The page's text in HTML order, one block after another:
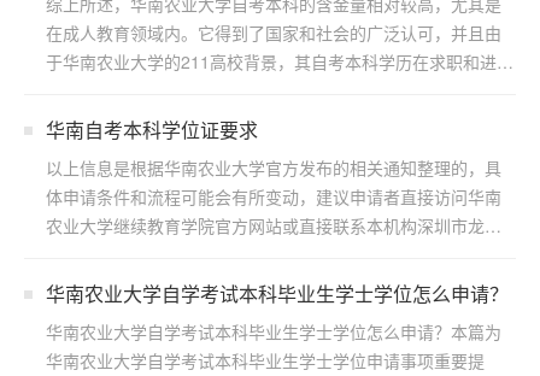
在成人教育领域内。它得到了国家和社会的广泛认可，并且由
于华南农业大学的211高校背景，其自考本科学历在求职和进一
华南自考本科学位证要求
以上信息是根据华南农业大学官方发布的相关通知整理的，具
体申请条件和流程可能会有所变动，建议申请者直接访问华南
农业大学继续教育学院官方网站或直接联系本机构深圳市龙岗
华南农业大学自学考试本科毕业生学士学位怎么申请？
华南农业大学自学考试本科毕业生学士学位怎么申请？本篇为
华南农业大学自学考试本科毕业生学士学位申请事项重要提